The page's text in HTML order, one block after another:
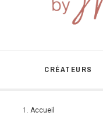
CRÉATEURS
Accueil